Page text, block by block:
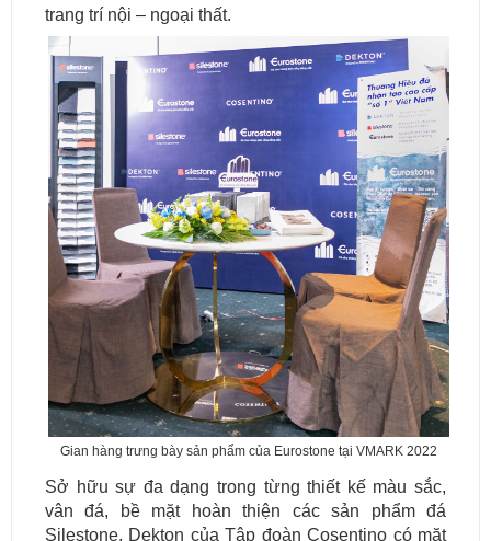
trang trí nội – ngoại thất.
Gian hàng trưng bày sản phẩm của Eurostone tại VMARK 2022
Sở hữu sự đa dạng trong từng thiết kế màu sắc,
vân đá, bề mặt hoàn thiện các sản phẩm đá
Silestone, Dekton của Tập đoàn Cosentino có mặt